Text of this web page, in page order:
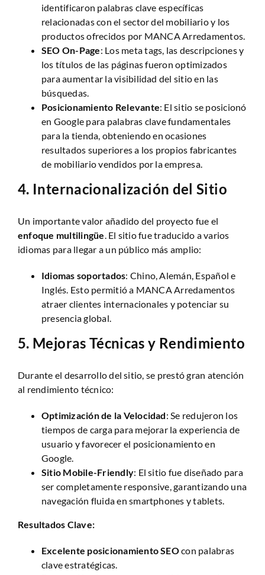
identificaron palabras clave específicas
relacionadas con el sector del mobiliario y los
productos ofrecidos por MANCA Arredamentos.
SEO On-Page: Los meta tags, las descripciones y
los títulos de las páginas fueron optimizados
para aumentar la visibilidad del sitio en las
búsquedas.
Posicionamiento Relevante: El sitio se posicionó
en Google para palabras clave fundamentales
para la tienda, obteniendo en ocasiones
resultados superiores a los propios fabricantes
de mobiliario vendidos por la empresa.
4. Internacionalización del Sitio
Un importante valor añadido del proyecto fue el
enfoque multilingüe. El sitio fue traducido a varios
idiomas para llegar a un público más amplio:
Idiomas soportados: Chino, Alemán, Español e
Inglés. Esto permitió a MANCA Arredamentos
atraer clientes internacionales y potenciar su
presencia global.
5. Mejoras Técnicas y Rendimiento
Durante el desarrollo del sitio, se prestó gran atención
al rendimiento técnico:
Optimización de la Velocidad: Se redujeron los
tiempos de carga para mejorar la experiencia de
usuario y favorecer el posicionamiento en
Google.
Sitio Mobile-Friendly: El sitio fue diseñado para
ser completamente responsive, garantizando una
navegación fluida en smartphones y tablets.
Resultados Clave:
Excelente posicionamiento SEOcon palabras
clave estratégicas.